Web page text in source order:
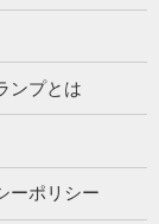
ンプとは
ーポリシー